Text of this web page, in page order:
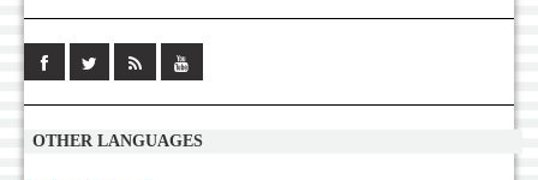
OTHER LANGUAGES